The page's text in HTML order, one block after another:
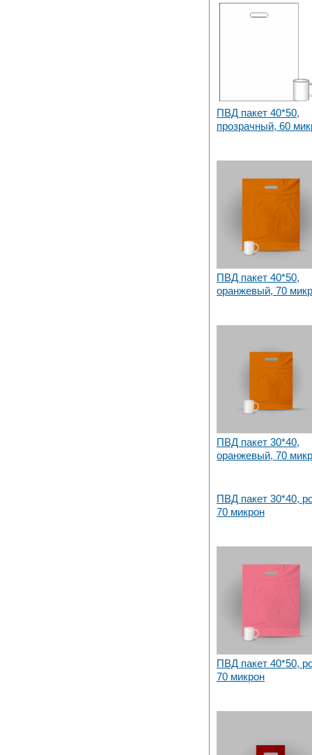
ПВД пакет 40*50,
прозрачный, 60
ПВД пакет 40*50,
оранжевый, 70
ПВД пакет 30*40,
оранжевый, 70
ПВД пакет 30*40,
70 микрон
ПВД пакет 40*50,
70 микрон